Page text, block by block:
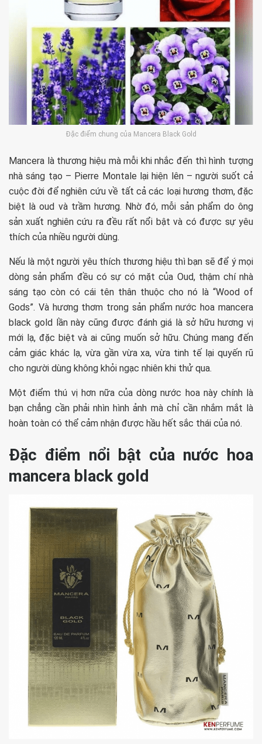
Đặc điểm chung của Mancera Black Gold
Mancera là thương hiệu mà mỗi khi nhắc đến thì hình tượng
nhà sáng tạo – Pierre Montale lại hiện lên – người suốt cả
cuộc đời để nghiên cứu về tất cả các loại hương thơm, đặc
biệt là oud và trầm hương. Nhờ đó, mỗi sản phẩm do ông
sản xuất nghiên cứu ra đều rất nổi bật và có được sự yêu
thích của nhiều người dùng.
Nếu là một người yêu thích thương hiệu thì bạn sẽ để ý mọi
dòng sản phẩm đều có sự có mặt của Oud, thậm chí nhà
sáng tạo còn có cái tên thân thuộc cho nó là “Wood of
Gods”. Và hương thơm trong sản phẩm nước hoa mancera
black gold lần này cũng được đánh giá là sở hữu hương vị
mới lạ, đặc biệt và ai cũng muốn sở hữu. Chúng mang đến
cảm giác khác lạ, vừa gần vừa xa, vừa tinh tế lại quyến rũ
cho người dùng không khỏi ngạc nhiên khi thử qua.
Một điểm thú vị hơn nữa của dòng nước hoa này chính là
bạn chẳng cần phải nhìn hình ảnh mà chỉ cần nhắm mắt là
hoàn toàn có thể cảm nhận được hầu hết sắc thái của nó.
Đặc điểm nổi bật của nước hoa
mancera black gold